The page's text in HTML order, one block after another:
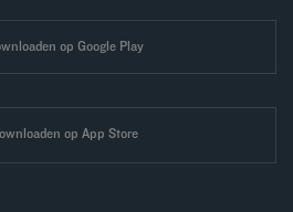
op Google Play
op App Store